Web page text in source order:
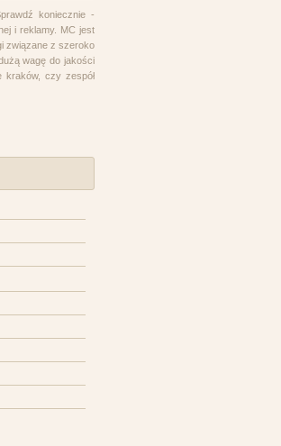
koniecznie -
i reklamy. MC jest
związane z szeroko
wagę do jakości
czy zespół